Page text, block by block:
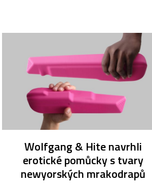
Wolfgang & Hite navrhli
erotické pomůcky s tvary
newyorských mrakodrapů